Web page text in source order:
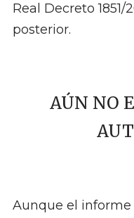
Real Decreto
posterior.
AÚN NO
Aunque el informe